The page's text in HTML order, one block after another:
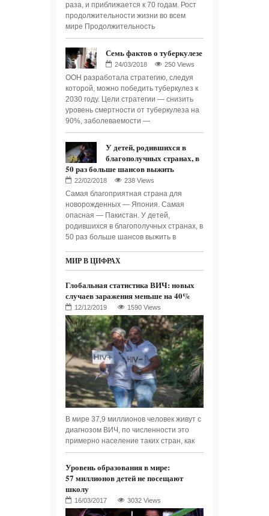
раза, и приближается к 70 годам. Рост
продолжительности жизни во всем
мире Продолжительность
Семь фактов о туберкулезе
250 Views
ООН разработала стратегию, следуя
которой, можно победить туберкулез к
2030 году. Цели стратегии — снизить
уровень смертности от туберкулеза на
90%, заболеваемости —
У детей, родившихся в
благополучных странах, в
50 раз больше шансов выжить
238 Views
Самая благоприятная страна для
новорожденных — Япония. Самая
опасная — Пакистан. У детей,
родившихся в благополучных странах, в
50 раз больше шансов выжить в
МИР В ЦИФРАХ
Глобальная статистика ВИЧ: новых
случаев заражения меньше на 40%
1590 Views
В мире 37,9 миллионов человек живут с
диагнозом ВИЧ, по численности это
примерно население таких стран, как
Уровень образования в мире:
57 миллионов детей не посещают
школу
3032 Views